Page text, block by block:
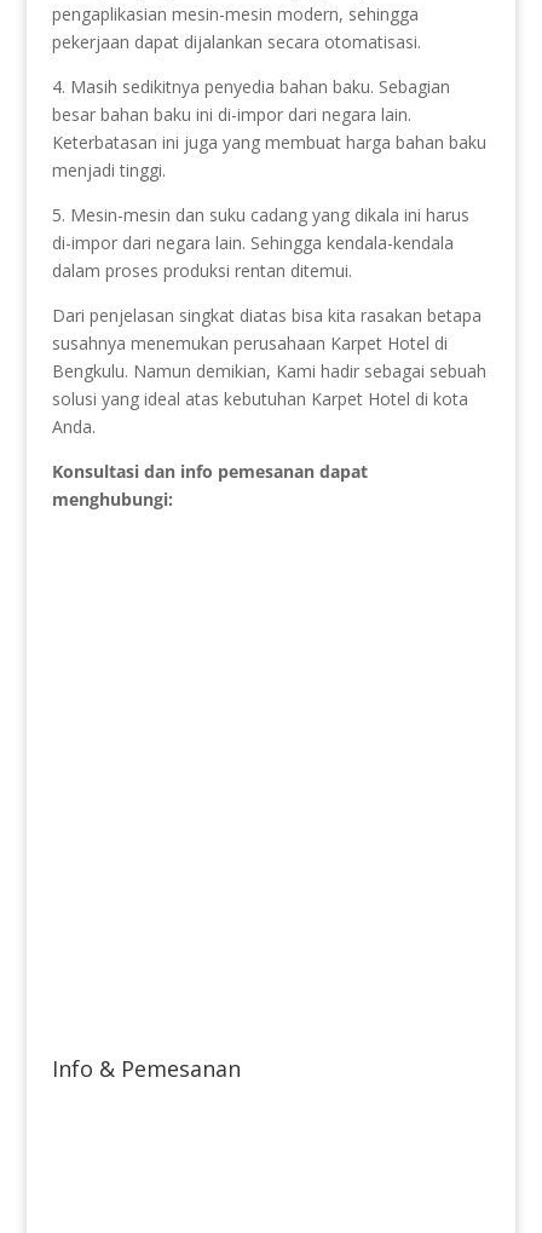
pengaplikasian mesin-mesin modern, sehingga
pekerjaan dapat dijalankan secara otomatisasi.
4. Masih sedikitnya penyedia bahan baku. Sebagian
besar bahan baku ini di-impor dari negara lain.
Keterbatasan ini juga yang membuat harga bahan baku
menjadi tinggi.
5. Mesin-mesin dan suku cadang yang dikala ini harus
di-impor dari negara lain. Sehingga kendala-kendala
dalam proses produksi rentan ditemui.
Dari penjelasan singkat diatas bisa kita rasakan betapa
susahnya menemukan perusahaan Karpet Hotel di
Bengkulu. Namun demikian, Kami hadir sebagai sebuah
solusi yang ideal atas kebutuhan Karpet Hotel di kota
Anda.
Konsultasi dan info pemesanan dapat
menghubungi:
Info & Pemesanan